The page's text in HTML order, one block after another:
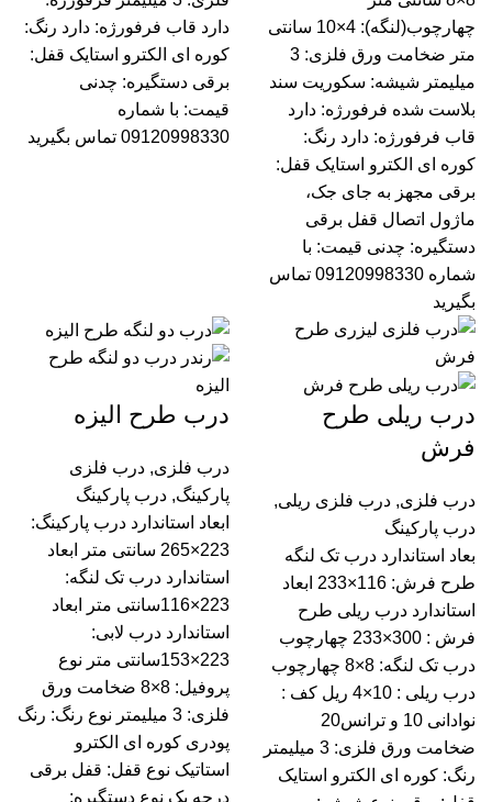
چهارچوب(لنگه): 4×10 سانتی
متر ضخامت ورق فلزی: 3
میلیمتر شیشه: سکوریت سند
بلاست شده فرفورژه: دارد
قاب فرفورژه: دارد رنگ:
کوره ای الکترو استایک قفل:
برقی مجهز به جای جک،
ماژول اتصال قفل برقی
دستگیره: چدنی قیمت: با
شماره 09120998330 تماس
بگیرید
دارد قاب فرفورژه: دارد رنگ:
کوره ای الکترو استایک قفل:
برقی دستگیره: چدنی
قیمت: با شماره
09120998330 تماس بگیرید
درب ریلی طرح
فرش
درب فلزی, درب فلزی ریلی,
درب پارکینگ
بعاد استاندارد درب تک لنگه
طرح فرش: 116×233 ابعاد
استاندارد درب ریلی طرح
فرش : 300×233 چهارچوب
درب تک لنگه: 8×8 چهارچوب
درب ریلی : 10×4 ریل کف :
نوادانی 10 و ترانس20
ضخامت ورق فلزی: 3 میلیمتر
رنگ: کوره ای الکترو استایک
درب طرح الیزه
درب فلزی, درب فلزی
پارکینگ, درب پارکینگ
ابعاد استاندارد درب پارکینگ:
223×265 سانتی متر ابعاد
استاندارد درب تک لنگه:
223×116سانتی متر ابعاد
استاندارد درب لابی:
223×153سانتی متر نوع
پروفیل: 8×8 ضخامت ورق
فلزی: 3 میلیمتر نوع رنگ: رنگ
پودری کوره ای الکترو
استاتیک نوع قفل: قفل برقی
درجه یک نوع دستگیره: